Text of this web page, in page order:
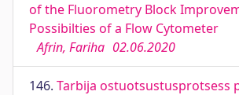
of the Fluorometry Block
Possibilties of a Flow Cytometer
Afrin, Fariha 02.06.2020
146. Tarbija ostuotsustusprotsess